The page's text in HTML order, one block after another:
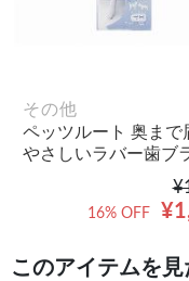
その他
ペッツルート 奥まで
やさしいラバー歯ブ
16% OFF
このアイテムを